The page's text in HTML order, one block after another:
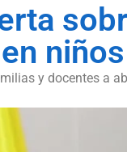
niños
y docentes a